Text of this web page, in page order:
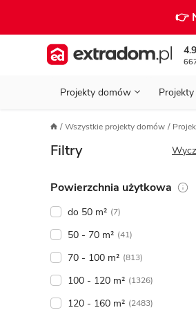
👉
4.9
Projekty domów
Projekty domów
Parterowe
KONDYGNACJE
KONSTRUKCJA
STYL
ZABUDOWA
PRZED BUDOWĄ -
WYBIERAM
PRZEPISY I
FINANSE I KOSZTY
OZE
Wszystkie projekty domów
Filtry
Powierzchnia użytkowa
do 50 m² (7)
50 - 70 m² (41)
70 - 100 m² (813)
100 - 120 m² (1326)
120 - 160 m² (2483)